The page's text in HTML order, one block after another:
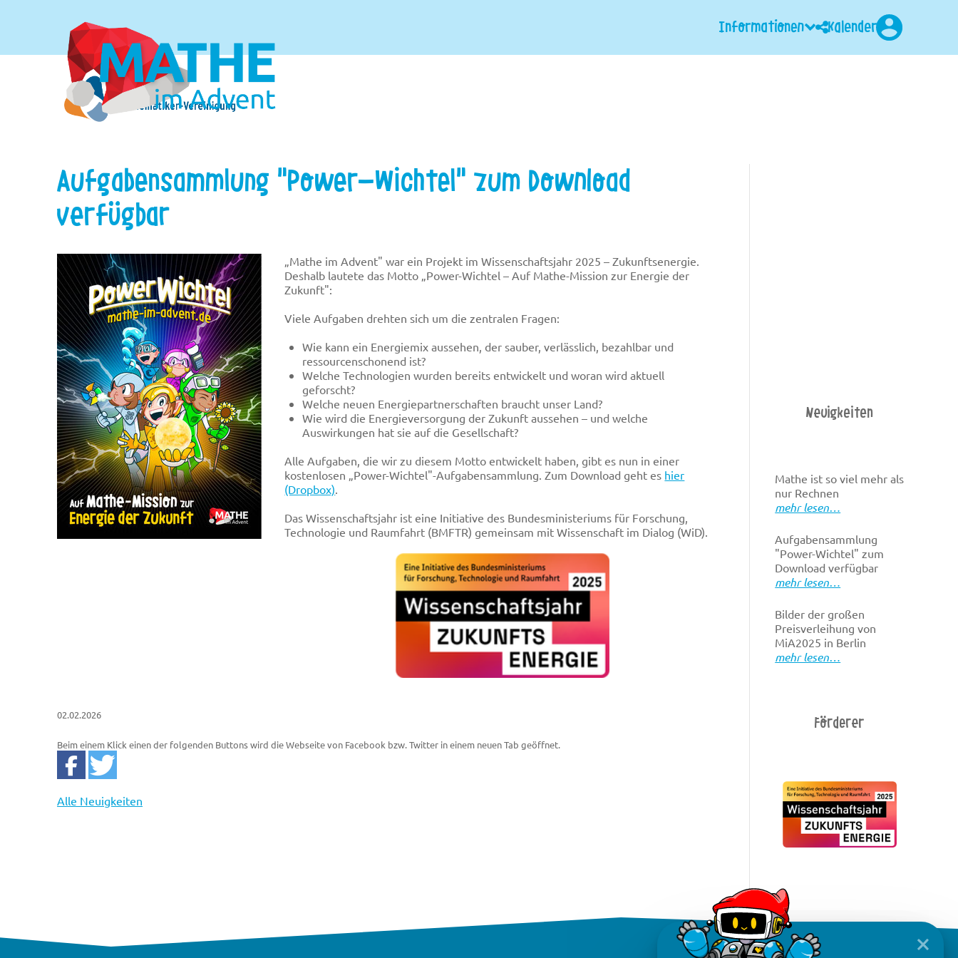
Informationen KalenderLogin
Aufgabensammlung "Power-Wichtel" zum Download
verfügbar
„Mathe im Advent" war ein Projekt im Wissenschaftsjahr 2025 – Zukunftsenergie.
Deshalb lautete das Motto „Power-Wichtel – Auf Mathe-Mission zur Energie der
Zukunft":
Viele Aufgaben drehten sich um die zentralen Fragen:
Wie kann ein Energiemix aussehen, der sauber, verlässlich, bezahlbar und
ressourcenschonend ist?
Welche Technologien wurden bereits entwickelt und woran wird aktuell
geforscht?
Welche neuen Energiepartnerschaften braucht unser Land?
Wie wird die Energieversorgung der Zukunft aussehen – und welche
Auswirkungen hat sie auf die Gesellschaft?
Alle Aufgaben, die wir zu diesem Motto entwickelt haben, gibt es nun in einer
kostenlosen „Power-Wichtel"-Aufgabensammlung. Zum Download geht es hier
(Dropbox).
Das Wissenschaftsjahr ist eine Initiative des Bundesministeriums für Forschung,
Technologie und Raumfahrt (BMFTR) gemeinsam mit Wissenschaft im Dialog (WiD).
02.02.2026
Beim einem Klick einen der folgenden Buttons wird die Webseite von Facebook bzw. Twitter in einem neuen Tab geöffnet.
Alle Neuigkeiten
Neuigkeiten
Mathe ist so viel mehr als
nur Rechnen
mehr lesen…
Aufgabensammlung
"Power-Wichtel" zum
Download verfügbar
mehr lesen…
Bilder der großen
Preisverleihung von
MiA2025 in Berlin
mehr lesen…
Förderer